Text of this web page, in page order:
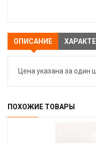
ОПИСАНИЕ
Цена указана за один
ПОХОЖИЕ ТОВАРЫ